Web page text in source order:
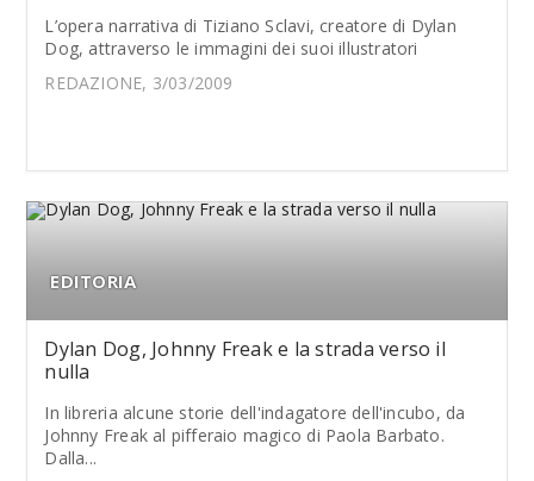
L’opera narrativa di Tiziano Sclavi, creatore di Dylan
Dog, attraverso le immagini dei suoi illustratori
REDAZIONE, 3/03/2009
EDITORIA
Dylan Dog, Johnny Freak e la strada verso il
nulla
In libreria alcune storie dell'indagatore dell'incubo, da
Johnny Freak al pifferaio magico di Paola Barbato.
Dalla...